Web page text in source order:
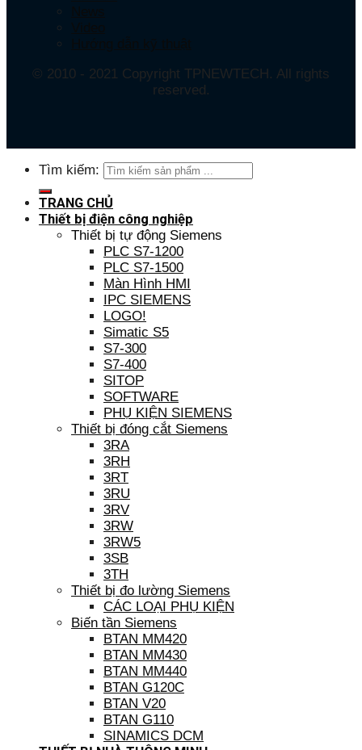
© 2010 - 2021 Copyright TPNEWTECH. All rights
reserved.
Tìm kiếm:
TRANG CHỦ
Thiết bị điện công nghiệp
Thiết bị tự động Siemens
PLC S7-1200
PLC S7-1500
Màn Hình HMI
IPC SIEMENS
LOGO!
Simatic S5
S7-300
S7-400
SITOP
SOFTWARE
PHỤ KIỆN SIEMENS
Thiết bị đóng cắt Siemens
3RA
3RH
3RT
3RU
3RV
3RW
3RW5
3SB
3TH
Thiết bị đo lường Siemens
CÁC LOẠI PHỤ KIỆN
Biến tần Siemens
BTAN MM420
BTAN MM430
BTAN MM440
BTAN G120C
BTAN V20
BTAN G110
SINAMICS DCM